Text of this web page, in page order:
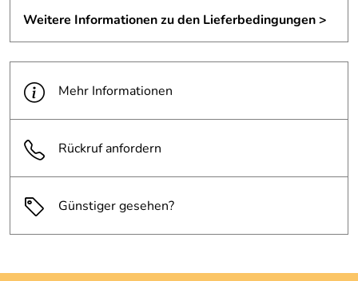
Material: 50 % Leder, 45 % Polyamid, 5 % Polyurethan;
Lining: 100 % Polyester
Weitere Informationen zu den Lieferbedingungen >
Mehr Informationen
Rückruf anfordern
Günstiger gesehen?